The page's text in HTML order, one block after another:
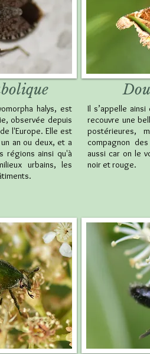
halys, est
observée depuis
l'Europe. Elle est
an ou deux, et a
régions ainsi qu'à
urbains, les
Il s’appelle
recouvre une
postérieures,
compagnon
aussi car on le
noir et rouge.